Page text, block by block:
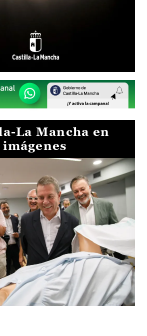
La Mancha en
imágenes